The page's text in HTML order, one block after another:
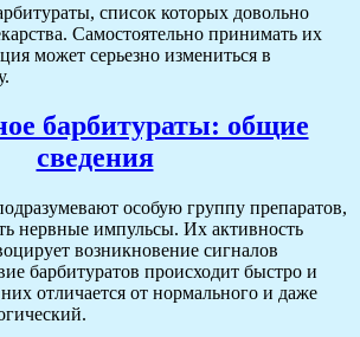
список которых довольно
Самостоятельно принимать их
может серьезно измениться в
барбитураты: общие
сведения
особую группу препаратов,
нервные импульсы. Их активность
возникновение сигналов
барбитуратов происходит быстро и
отличается от нормального и даже